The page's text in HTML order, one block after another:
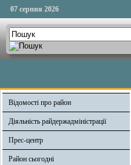
07 серпня 2026
Відомості про район
Діяльність райдержадміністрації
Прес-центр
Район сьогодні